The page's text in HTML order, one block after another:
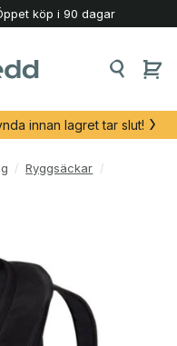
köp i 90 dagar
innan lagret tar slut!
/ Ryggsäckar /